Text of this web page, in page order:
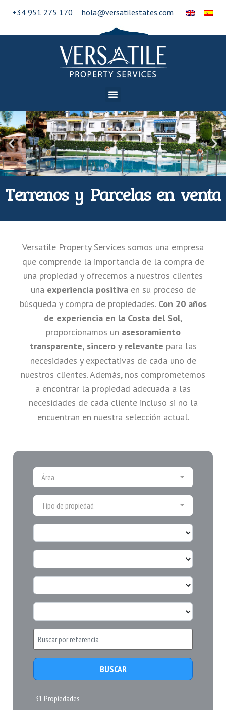
+34 951 275 170 hola@versatilestates.com
Terrenos y Parcelas en venta
Versatile Property Services somos una empresa
que comprende la importancia de la compra de
una propiedad y ofrecemos a nuestros clientes
una experiencia positivaen su proceso de
búsqueda y compra de propiedades. Con 20 años
de experiencia en la Costa del Sol,
proporcionamos un asesoramiento
transparente, sincero y relevante para las
necesidades y expectativas de cada uno de
nuestros clientes. Además, nos comprometemos
a encontrar la propiedad adecuada a las
necesidades de cada cliente incluso si no la
encuentran en nuestra selección actual.
Área
Tipo de propiedad
31 Propiedades